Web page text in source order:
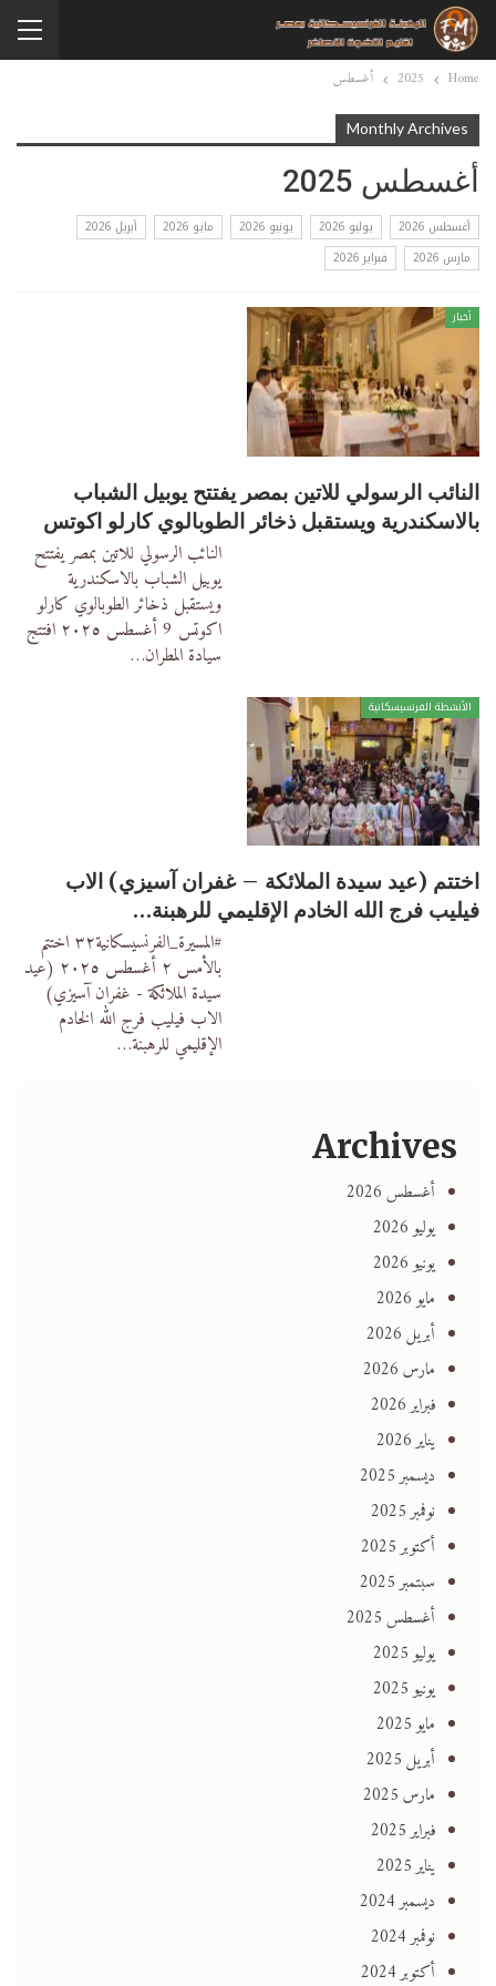
Home
2025 أغسطس
Monthly Archives
أغسطس 2025
أغسطس 2026 يوليو 2026 يونيو 2026 مايو 2026
أبريل 2026
مارس 2026
فبراير 2026
أخبار
النائب الرسولي للاتين بمصر يفتتح يوبيل الشباب
بالاسكندرية ويستقبل ذخائر الطوبالوي كارلو اكوتس
النائب الرسولي للاتين بمصر يفتتح
يوبيل الشباب بالاسكندرية
ويستقبل ذخائر الطوبالوي كارلو
اكوتس 9 أغسطس ٢٠٢٥
افتتج
سيادة المطران…
الأنشطة الفرنسيسكانية
اختتم (عيد سيدة الملائكة – غفران آسيزي) الاب
فيليب فرج الله الخادم الإقليمي للرهبنة…
#المسيرة_الفرنسيسكانية٣٢
اختتم
بالأمس ٢ أغسطس ٢٠٢٥ (عيد
سيدة الملائكة - غفران آسيزي)
الاب فيليب فرج الله الخادم
الإقليمي للرهبنة…
Archives
أغسطس 2026
يوليو 2026
يونيو 2026
مايو 2026
أبريل 2026
مارس 2026
فبراير 2026
يناير 2026
ديسمبر 2025
نوفمبر 2025
أكتوبر 2025
سبتمبر 2025
أغسطس 2025
يوليو 2025
يونيو 2025
مايو 2025
أبريل 2025
مارس 2025
فبراير 2025
يناير 2025
ديسمبر 2024
نوفمبر 2024
أكتوبر 2024